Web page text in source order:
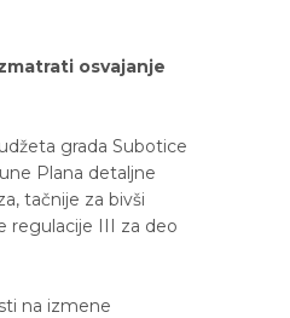
osvajanje
grada Subotice
Plana detaljne
tačnije za bivši
regulacije III za deo
na izmene